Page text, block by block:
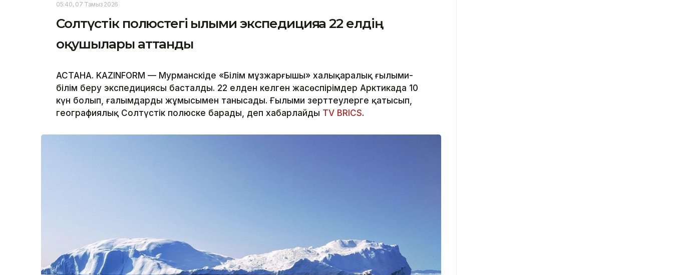
05:40, 07 Тамыз 2026
Солтүстік полюстегі ғылыми экспедицияға 22 елдің
оқушылары аттанды
АСТАНА. KAZINFORM — Мурманскіде «Білім мұзжарғышы» халықаралық ғылыми-
білім беру экспедициясы басталды. 22 елден келген жасөспірімдер Арктикада 10
күн болып, ғалымдардың жұмысымен танысады. Ғылыми зерттеулерге қатысып,
географиялық Солтүстік полюске барады, деп хабарлайды TV BRICS.